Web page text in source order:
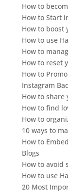
How to
How to Start
How to boost
How to use
How to
How to reset
How to
Instagram
How to share
How to find
How to
10 ways to
How to
Blogs
How to avoid
How to use
20 Most